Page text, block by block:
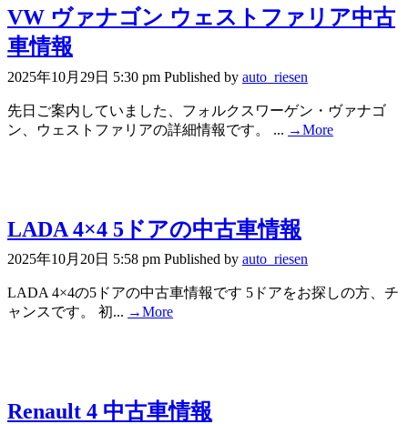
VW ヴァナゴン ウェストファリア中古
車情報
2025年10月29日 5:30 pm Published by auto_riesen
先日ご案内していました、フォルクスワーゲン・ヴァナゴ
ン、ウェストファリアの詳細情報です。 ... →More
LADA 4×4 5ドアの中古車情報
2025年10月20日 5:58 pm Published by auto_riesen
LADA 4×4の5ドアの中古車情報です 5ドアをお探しの方、チ
ャンスです。 初... →More
Renault 4 中古車情報